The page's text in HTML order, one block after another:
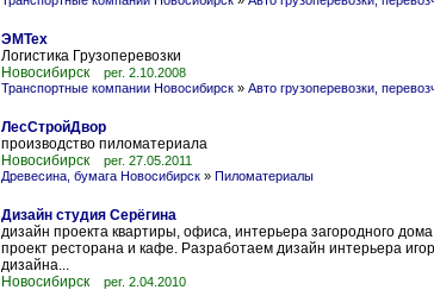
ЭМТех
Логистика Грузоперевозки
Новосибирск
рег. 2.10.2008
Транспортные компании Новосибирск » Авто грузоперевозки,
ЛесСтройДвор
производство пиломатериала
Новосибирск
рег. 27.05.2011
Древесина, бумага Новосибирск » Пиломатериалы
Дизайн студия Серёгина
дизайн проекта квартиры, офиса, интерьера загородного
проект ресторана и кафе. Разработаем дизайн интерьера
дизайна...
Новосибирск
рег. 2.04.2010